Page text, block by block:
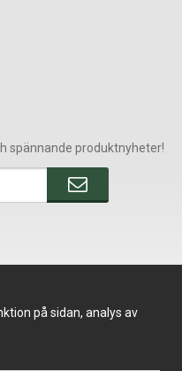
spännande produktnyheter!
på sidan, analys av